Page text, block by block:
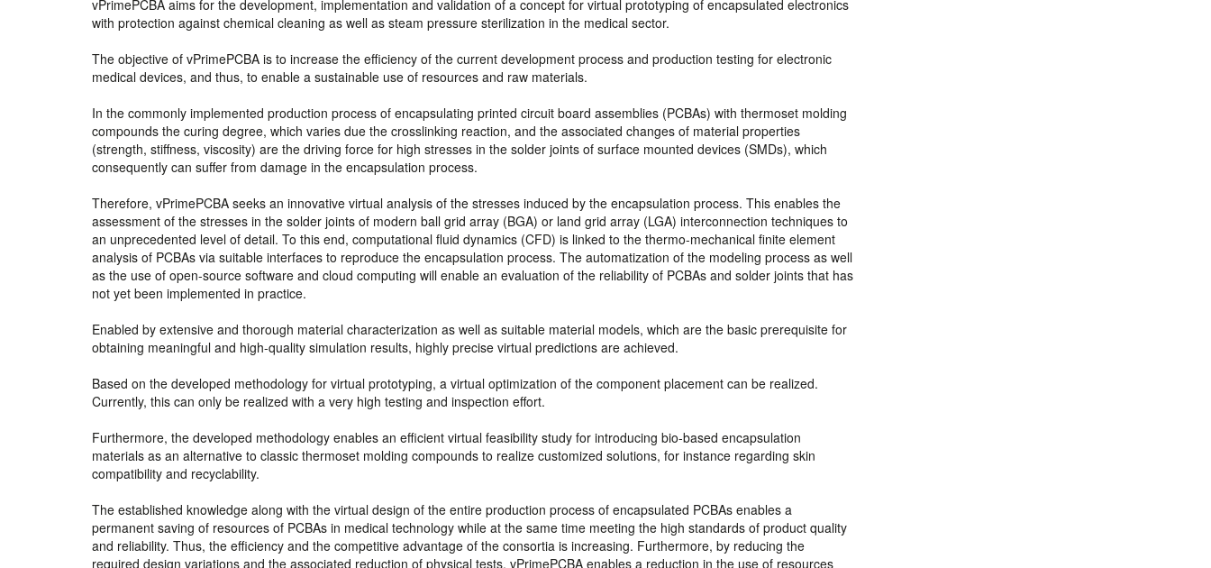
vPrimePCBA aims for the development, implementation and validation of a concept for virtual prototyping of encapsulated electronics
with protection against chemical cleaning as well as steam pressure sterilization in the medical sector.
The objective of vPrimePCBA is to increase the efficiency of the current development process and production testing for electronic
medical devices, and thus, to enable a sustainable use of resources and raw materials.
In the commonly implemented production process of encapsulating printed circuit board assemblies (PCBAs) with thermoset molding
compounds the curing degree, which varies due the crosslinking reaction, and the associated changes of material properties
(strength, stiffness, viscosity) are the driving force for high stresses in the solder joints of surface mounted devices (SMDs), which
consequently can suffer from damage in the encapsulation process.
Therefore, vPrimePCBA seeks an innovative virtual analysis of the stresses induced by the encapsulation process. This enables the
assessment of the stresses in the solder joints of modern ball grid array (BGA) or land grid array (LGA) interconnection techniques to
an unprecedented level of detail. To this end, computational fluid dynamics (CFD) is linked to the thermo-mechanical finite element
analysis of PCBAs via suitable interfaces to reproduce the encapsulation process. The automatization of the modeling process as well
as the use of open-source software and cloud computing will enable an evaluation of the reliability of PCBAs and solder joints that has
not yet been implemented in practice.
Enabled by extensive and thorough material characterization as well as suitable material models, which are the basic prerequisite for
obtaining meaningful and high-quality simulation results, highly precise virtual predictions are achieved.
Based on the developed methodology for virtual prototyping, a virtual optimization of the component placement can be realized.
Currently, this can only be realized with a very high testing and inspection effort.
Furthermore, the developed methodology enables an efficient virtual feasibility study for introducing bio-based encapsulation
materials as an alternative to classic thermoset molding compounds to realize customized solutions, for instance regarding skin
compatibility and recyclability.
The established knowledge along with the virtual design of the entire production process of encapsulated PCBAs enables a
permanent saving of resources of PCBAs in medical technology while at the same time meeting the high standards of product quality
and reliability. Thus, the efficiency and the competitive advantage of the consortia is increasing. Furthermore, by reducing the
required design variations and the associated reduction of physical tests, vPrimePCBA enables a reduction in the use of resources